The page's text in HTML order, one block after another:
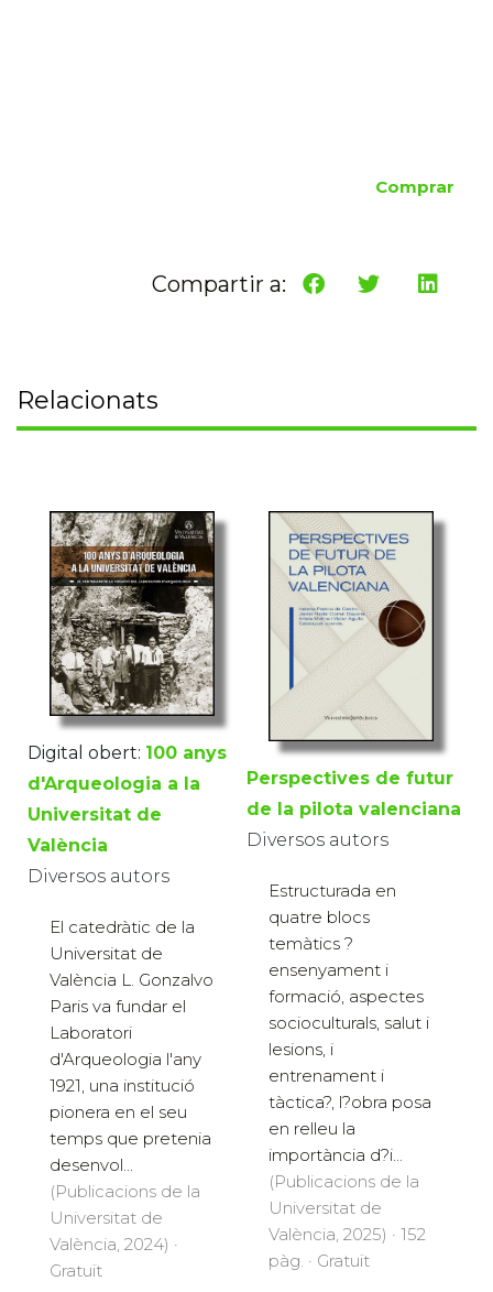
Comprar
Compartir a:
Relacionats
Digital obert: 100 anys
d'Arqueologia a la
Universitat de
València
Diversos autors
El catedràtic de la
Universitat de
València L. Gonzalvo
Paris va fundar el
Laboratori
d'Arqueologia l'any
1921, una institució
pionera en el seu
temps que pretenia
desenvol...
(Publicacions de la
Universitat de
València, 2024) ·
Gratuït
Perspectives de futur
de la pilota valenciana
Diversos autors
Estructurada en
quatre blocs
temàtics ?
ensenyament i
formació, aspectes
socioculturals, salut i
lesions, i
entrenament i
tàctica?, l?obra posa
en relleu la
importància d?i...
(Publicacions de la
Universitat de
València, 2025) · 152
pàg. · Gratuït